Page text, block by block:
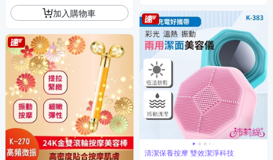
加入購物車
清潔保養按摩 雙效潔淨科技